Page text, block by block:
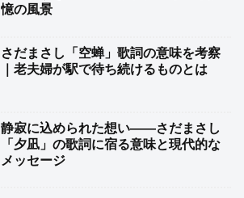
憶の風景
さだまさし「空蝉」歌詞の意味を考察
｜老夫婦が駅で待ち続けるものとは
静寂に込められた想い――さだまさし
「夕凪」の歌詞に宿る意味と現代的な
メッセージ